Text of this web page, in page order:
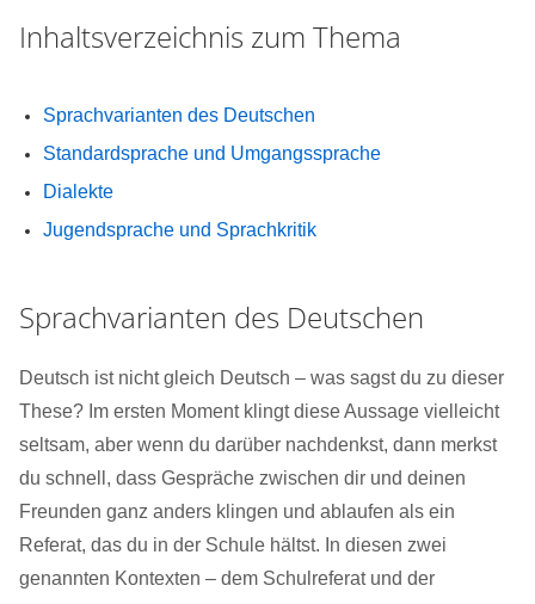
Inhaltsverzeichnis zum Thema
Sprachvarianten des Deutschen
Standardsprache und Umgangssprache
Dialekte
Jugendsprache und Sprachkritik
Sprachvarianten des Deutschen
Deutsch ist nicht gleich Deutsch – was sagst du zu dieser
These? Im ersten Moment klingt diese Aussage vielleicht
seltsam, aber wenn du darüber nachdenkst, dann merkst
du schnell, dass Gespräche zwischen dir und deinen
Freunden ganz anders klingen und ablaufen als ein
Referat, das du in der Schule hältst. In diesen zwei
genannten Kontexten – dem Schulreferat und der